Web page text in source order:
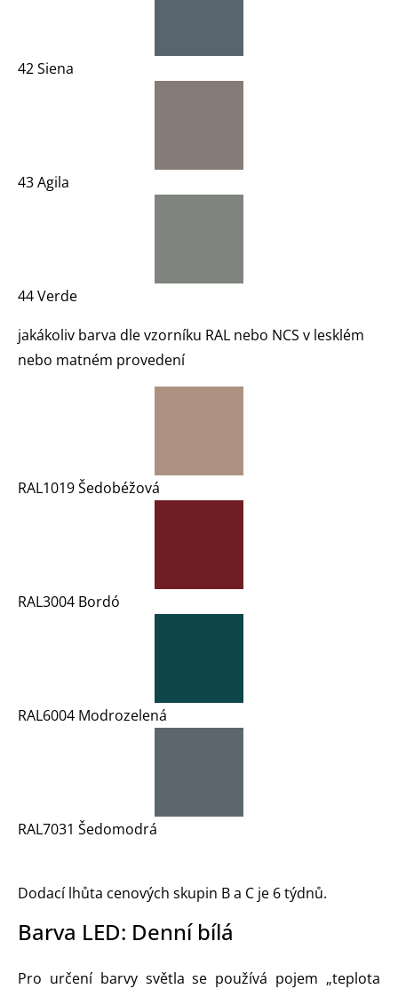
42 Siena
43 Agila
44 Verde
jakákoliv barva dle vzorníku RAL nebo NCS v lesklém
nebo matném provedení
RAL1019 Šedobéžová
RAL3004 Bordó
RAL6004 Modrozelená
RAL7031 Šedomodrá
Dodací lhůta cenových skupin B a C je 6 týdnů.
Barva LED: Denní bílá
Pro určení barvy světla se používá pojem „teplota